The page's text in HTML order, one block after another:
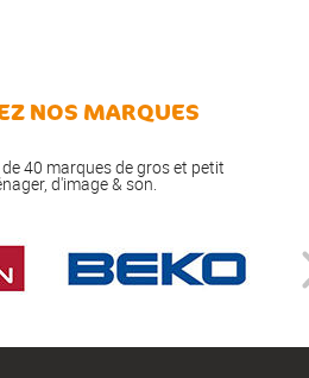
NOS MARQUES
40 marques de gros et petit
d'image & son.